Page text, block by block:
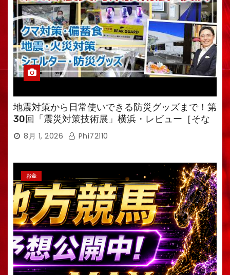
地震対策から日常使いできる防災グッズまで！第
30回「震災対策技術展」横浜・レビュー［そな
えるTV・高荷智也］
8月 1, 2026 Phi72110
お金